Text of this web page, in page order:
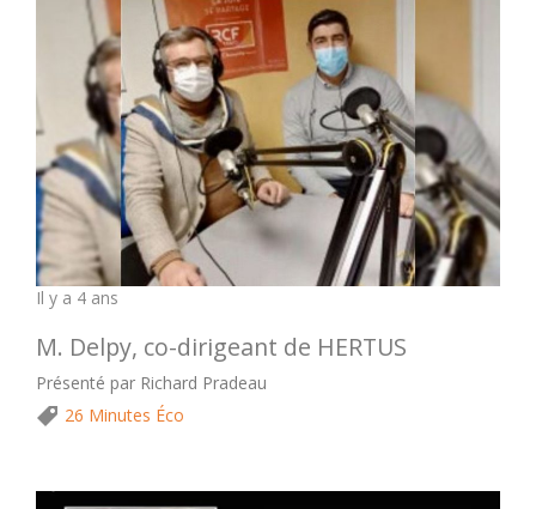
Il y a 4 ans
M. Delpy, co-dirigeant de HERTUS
Présenté par Richard Pradeau
26 Minutes Éco